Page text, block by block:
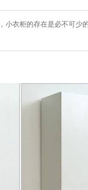
小衣柜的存在是必不可少